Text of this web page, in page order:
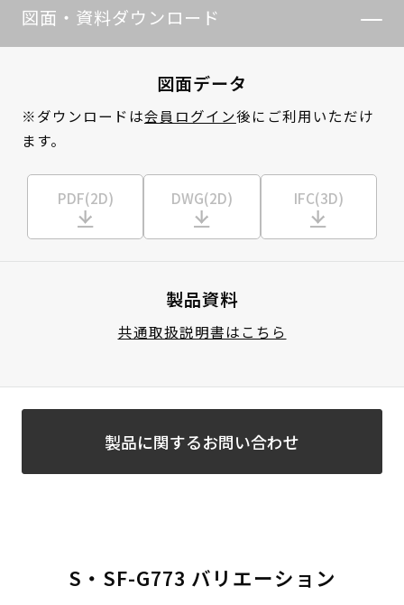
図面・資料ダウンロード
図面データ
※ダウンロードは会員ログイン後にご利用いただけ
ます。
PDF(2D) DWG(2D) IFC(3D)
製品資料
共通取扱説明書はこちら
製品に関するお問い合わせ
S・SF-G773 バリエーション